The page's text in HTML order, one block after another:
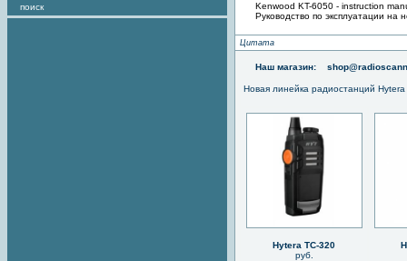
поиск
Kenwood KT-6050 - instruction
Руководство по эксплуатации на
Цитата
Наш магазин:
Новая линейка радиостанций
Hytera TC-320
руб.